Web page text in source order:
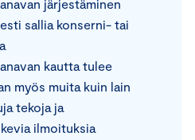
järjestäminen
sallia konserni- tai
kautta tulee
myös muita kuin lain
tekoja ja
ilmoituksia